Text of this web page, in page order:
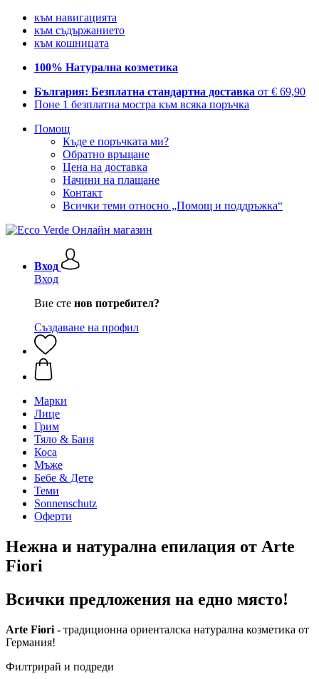
към навигацията
към съдържанието
към кошницата
100% Натурална козметика
България: Безплатна стандартна доставка от € 69,90
Поне 1 безплатна мостра към всяка поръчка
Помощ
Къде е поръчката ми?
Обратно връщане
Цена на доставка
Начини на плащане
Контакт
Всички теми относно „Помощ и поддръжка“
Вход
Вход
Вие сте нов потребител?
Създаване на профил
Марки
Лице
Грим
Тяло & Баня
Коса
Мъже
Бебе & Дете
Теми
Sonnenschutz
Оферти
Нежна и натурална епилация от Arte
Fiori
Всички предложения на едно място!
Arte Fiori - традиционна ориенталска натурална козметика от
Германия!
Филтрирай и подреди